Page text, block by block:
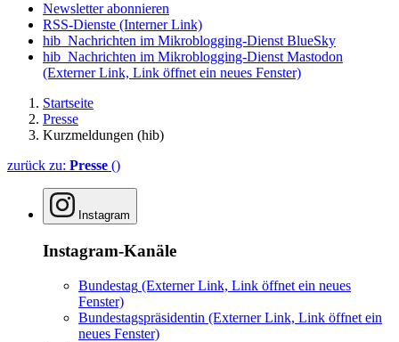
Newsletter abonnieren
RSS-Dienste (Interner Link)
hib_Nachrichten im Mikroblogging-Dienst BlueSky
hib_Nachrichten im Mikroblogging-Dienst Mastodon
(Externer Link, Link öffnet ein neues Fenster)
Startseite
Presse
Kurzmeldungen (hib)
zurück zu: Presse ()
Instagram
Instagram-Kanäle
Bundestag (Externer Link, Link öffnet ein neues
Fenster)
Bundestagspräsidentin (Externer Link, Link öffnet ein
neues Fenster)